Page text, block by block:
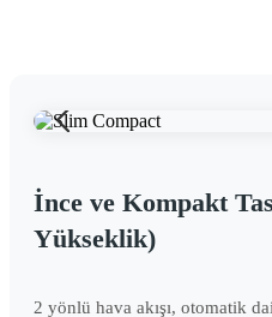
İnce ve Kompakt
Yükseklik)
2 yönlü hava akışı, otomatik